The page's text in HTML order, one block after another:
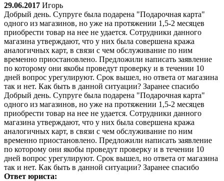
29.06.2017 Игорь
Добрый день. Супруге была подарена "Подарочная карта"
одного из магазинов, но уже на протяжении 1,5-2 месяцев
приобрести товар на нее не удается. Сотрудники данного
магазина утверждают, что у них была совершена кража
аналогичных карт, в связи с чем обслуживание по ним
временно приостановлено. Предложили написать заявление
по которому они якобы проведут проверку и в течении 10
дней вопрос урегулируют. Срок вышел, но ответа от магазина
так и нет. Как быть в данной ситуации? Заранее спасибо
Добрый день. Супруге была подарена "Подарочная карта"
одного из магазинов, но уже на протяжении 1,5-2 месяцев
приобрести товар на нее не удается. Сотрудники данного
магазина утверждают, что у них была совершена кража
аналогичных карт, в связи с чем обслуживание по ним
временно приостановлено. Предложили написать заявление
по которому они якобы проведут проверку и в течении 10
дней вопрос урегулируют. Срок вышел, но ответа от магазина
так и нет. Как быть в данной ситуации? Заранее спасибо
Ответ юриста: